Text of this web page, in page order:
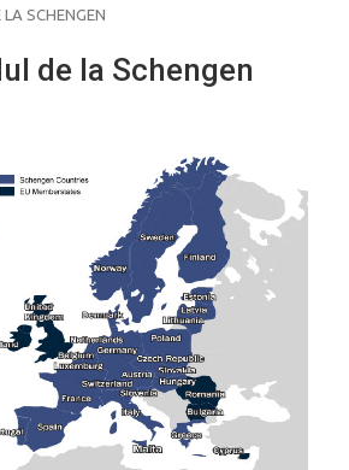
SCHENGEN
de la Schengen